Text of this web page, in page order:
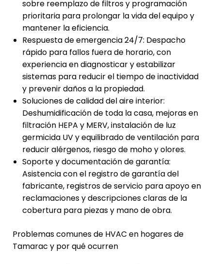
sobre reemplazo de filtros y programación
prioritaria para prolongar la vida del equipo y
mantener la eficiencia.
Respuesta de emergencia 24/7: Despacho
rápido para fallos fuera de horario, con
experiencia en diagnosticar y estabilizar
sistemas para reducir el tiempo de inactividad
y prevenir daños a la propiedad.
Soluciones de calidad del aire interior:
Deshumidificación de toda la casa, mejoras en
filtración HEPA y MERV, instalación de luz
germicida UV y equilibrado de ventilación para
reducir alérgenos, riesgo de moho y olores.
Soporte y documentación de garantía:
Asistencia con el registro de garantía del
fabricante, registros de servicio para apoyo en
reclamaciones y descripciones claras de la
cobertura para piezas y mano de obra.
Problemas comunes de HVAC en hogares de
Tamarac y por qué ocurren